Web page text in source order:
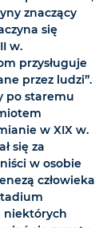
znaczący
się
w.
przysługuje
przez ludzi”.
po staremu
w XIX w.
się za
w osobie
człowieka
niektórych